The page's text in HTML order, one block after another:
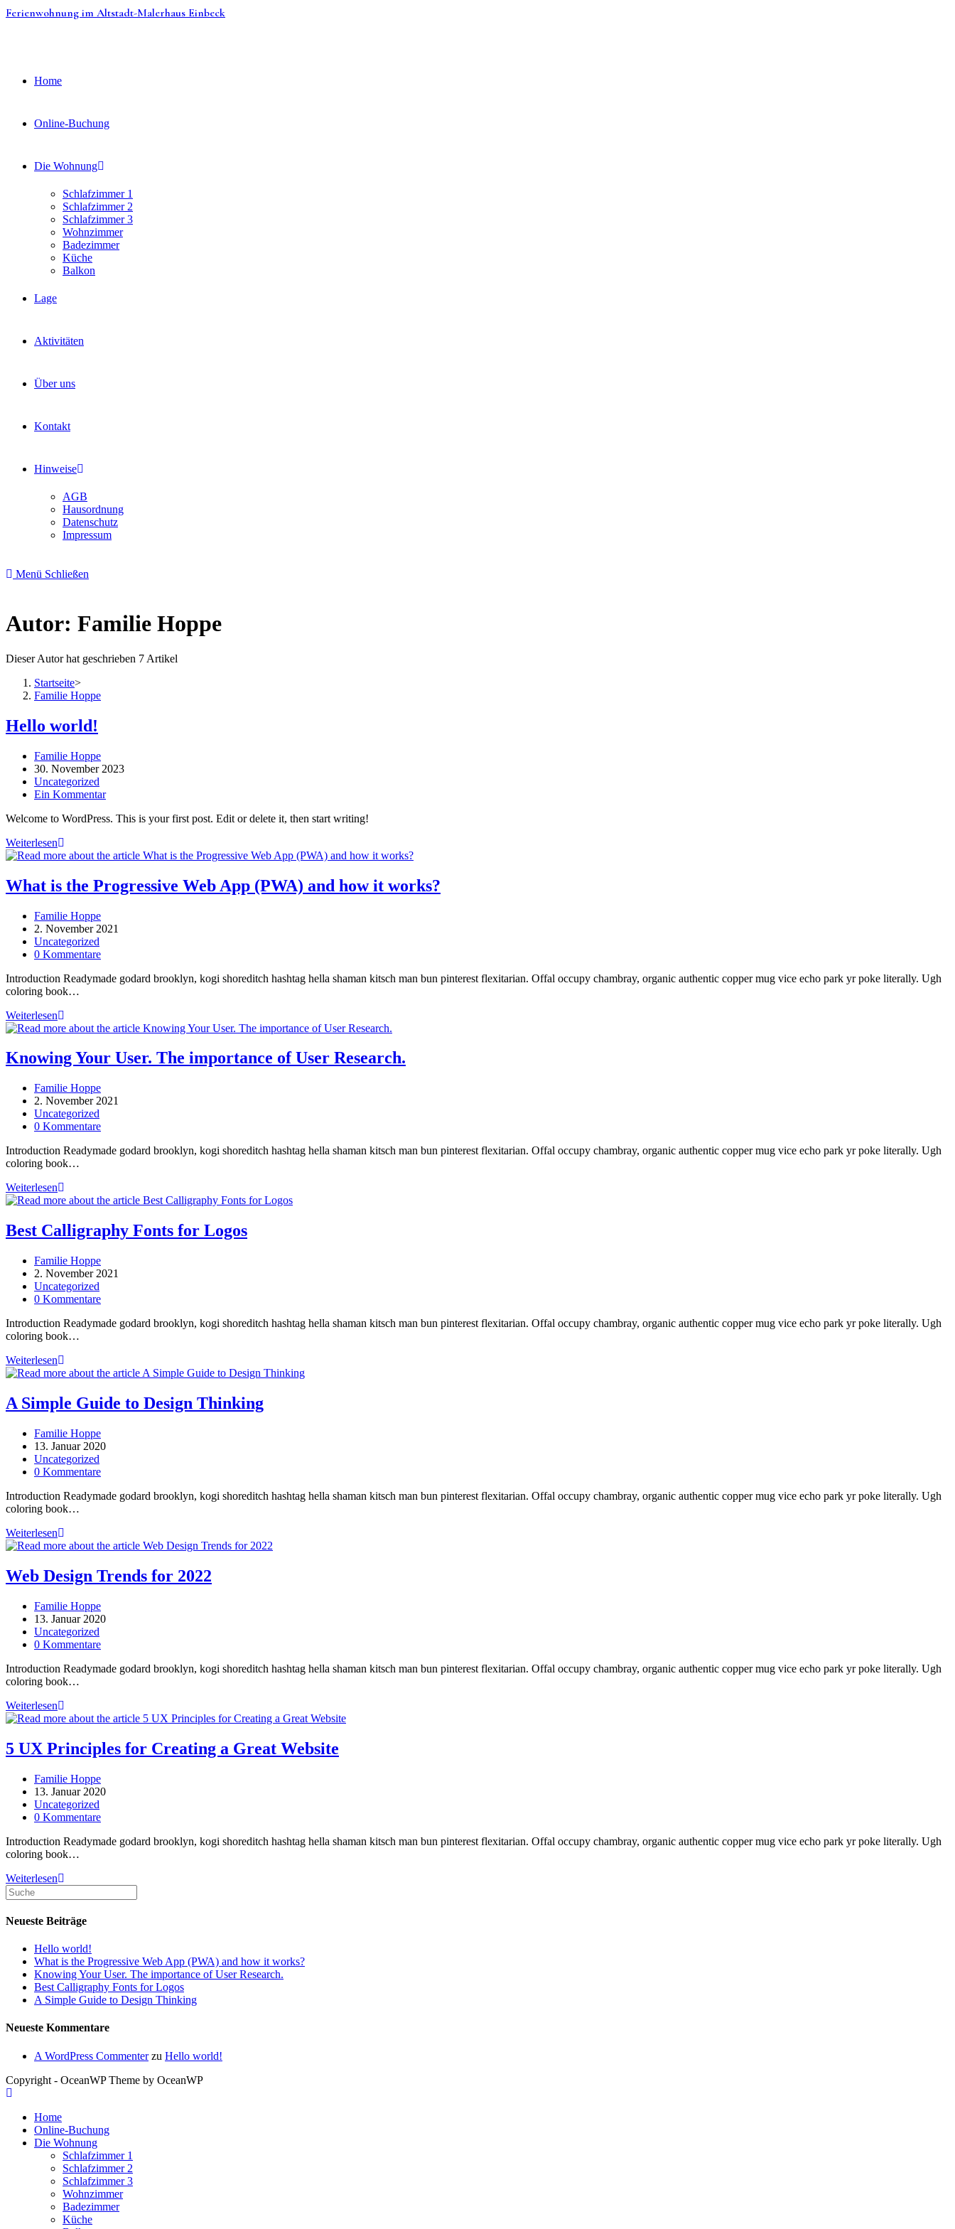
Zum
Ferienwohnung im Altstadt-Malerhaus Einbeck
Home
Online-Buchung
Die Wohnung
Schlafzimmer 1
Schlafzimmer 2
Schlafzimmer 3
Wohnzimmer
Badezimmer
Küche
Balkon
Lage
Aktivitäten
Über uns
Kontakt
Hinweise
AGB
Hausordnung
Datenschutz
Impressum
Menü Schließen
Autor: Familie Hoppe
Dieser Autor hat geschrieben 7 Artikel
Startseite>
Familie Hoppe
Hello world!
Beitrags-
Autor:
Familie Hoppe
Beitrag
veröffentlicht:
30. November 2023
Beitrags-
Kategorie:
Uncategorized
Beitrags-
Ein Kommentar
Welcome to WordPress. This is your first post. Edit or delete it, then start writing!
WeiterlesenHello
world!
What is the Progressive Web App (PWA) and how it works?
Beitrags-
Autor:
Familie Hoppe
Beitrag
veröffentlicht:
2. November 2021
Beitrags-
Kategorie:
Uncategorized
Beitrags-
0 Kommentare
Introduction Readymade godard brooklyn, kogi shoreditch hashtag hella shaman kitsch man bun pinterest flexitarian. Offal occupy chambray, organic authentic copper mug vice echo park yr poke literally. Ugh
coloring book…
WeiterlesenWhat
is
Progressive
Web
(PWA)
and
how
it
Knowing Your User. The importance of User Research.
Beitrags-
Autor:
Familie Hoppe
Beitrag
veröffentlicht:
2. November 2021
Beitrags-
Kategorie:
Uncategorized
Beitrags-
0 Kommentare
Introduction Readymade godard brooklyn, kogi shoreditch hashtag hella shaman kitsch man bun pinterest flexitarian. Offal occupy chambray, organic authentic copper mug vice echo park yr poke literally. Ugh
coloring book…
WeiterlesenKnowing
Your
The
importance
User
Research.
Best Calligraphy Fonts for Logos
Beitrags-
Autor:
Familie Hoppe
Beitrag
veröffentlicht:
2. November 2021
Beitrags-
Kategorie:
Uncategorized
Beitrags-
0 Kommentare
Introduction Readymade godard brooklyn, kogi shoreditch hashtag hella shaman kitsch man bun pinterest flexitarian. Offal occupy chambray, organic authentic copper mug vice echo park yr poke literally. Ugh
coloring book…
WeiterlesenBest
Calligraphy
for
Logos
A Simple Guide to Design Thinking
Beitrags-
Autor:
Familie Hoppe
Beitrag
veröffentlicht:
13. Januar 2020
Beitrags-
Kategorie:
Uncategorized
Beitrags-
0 Kommentare
Introduction Readymade godard brooklyn, kogi shoreditch hashtag hella shaman kitsch man bun pinterest flexitarian. Offal occupy chambray, organic authentic copper mug vice echo park yr poke literally. Ugh
coloring book…
WeiterlesenA
Simple
Design
Web Design Trends for 2022
Beitrags-
Autor:
Familie Hoppe
Beitrag
veröffentlicht:
13. Januar 2020
Beitrags-
Kategorie:
Uncategorized
Beitrags-
0 Kommentare
Introduction Readymade godard brooklyn, kogi shoreditch hashtag hella shaman kitsch man bun pinterest flexitarian. Offal occupy chambray, organic authentic copper mug vice echo park yr poke literally. Ugh
coloring book…
WeiterlesenWeb
Design
for
2022
5 UX Principles for Creating a Great Website
Beitrags-
Autor:
Familie Hoppe
Beitrag
veröffentlicht:
13. Januar 2020
Beitrags-
Kategorie:
Uncategorized
Beitrags-
0 Kommentare
Introduction Readymade godard brooklyn, kogi shoreditch hashtag hella shaman kitsch man bun pinterest flexitarian. Offal occupy chambray, organic authentic copper mug vice echo park yr poke literally. Ugh
coloring book…
Weiterlesen5
Principles
for
Creating
Great
Website
Neueste Beiträge
Hello world!
What is the Progressive Web App (PWA) and how it works?
Knowing Your User. The importance of User Research.
Best Calligraphy Fonts for Logos
A Simple Guide to Design Thinking
Neueste Kommentare
A WordPress Commenterzu Hello world!
Copyright - OceanWP Theme by OceanWP
Home
Online-Buchung
Die Wohnung
Schlafzimmer 1
Schlafzimmer 2
Schlafzimmer 3
Wohnzimmer
Badezimmer
Küche